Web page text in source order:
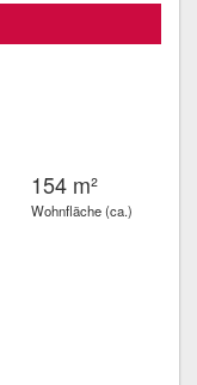
154 m²
Wohnfläche (ca.)